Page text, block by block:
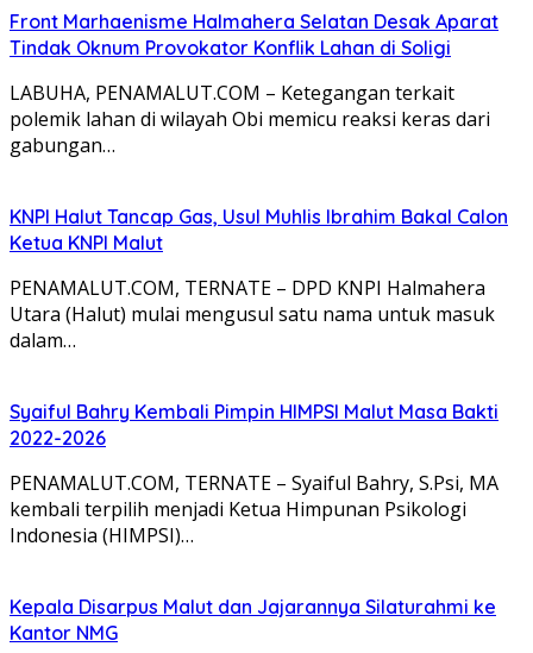
Front Marhaenisme Halmahera Selatan Desak Aparat
Tindak Oknum Provokator Konflik Lahan di Soligi
LABUHA, PENAMALUT.COM – Ketegangan terkait
polemik lahan di wilayah Obi memicu reaksi keras dari
gabungan…
KNPI Halut Tancap Gas, Usul Muhlis Ibrahim Bakal Calon
Ketua KNPI Malut
PENAMALUT.COM, TERNATE – DPD KNPI Halmahera
Utara (Halut) mulai mengusul satu nama untuk masuk
dalam…
Syaiful Bahry Kembali Pimpin HIMPSI Malut Masa Bakti
2022-2026
PENAMALUT.COM, TERNATE – Syaiful Bahry, S.Psi, MA
kembali terpilih menjadi Ketua Himpunan Psikologi
Indonesia (HIMPSI)…
Kepala Disarpus Malut dan Jajarannya Silaturahmi ke
Kantor NMG